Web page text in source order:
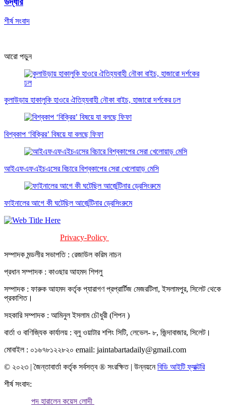
শীর্ষ সংবাদ
আরো পড়ুন
কুলাউড়ায় হাকালুকি হাওরে ঐতিহ্যবাহী নৌকা বাইচ, হাজারো দর্শকের ঢল
বিশ্বকাপ ‘বিক্রির’ বিষয়ে যা বলছে ফিফা
আইএফএফএইচএসের বিচারে বিশ্বকাপের সেরা খেলোয়াড় মেসি
ফাইনালের আগে কী ঘটেছিল আর্জেন্টিনার ড্রেসিংরুমে
Privacy-Policy
সম্পাদক মন্ডলীর সভাপতি : রেজাউল করিম নাচন
প্রধান সম্পাদক : কাওছার আহমদ শিপলু
সম্পাদক : ফারুক আহমদ কর্তৃক প্যারাগণ প্রপ্রার্টিজ মেজরটিলা, ইসলামপুর, সিলেট থেকে
প্রকাশিত।
সহকারি সম্পাদক : আমিনুল ইসলাম চৌধুরী (শিপন )
বার্তা ও বাণিজ্যিক কার্যালয় : ব্লু ওয়াটার শপিং সিটি, লেভেল- ৮, জিন্দাবাজার, সিলেট।
মোবাইল : ০১৬৭৮১২২৮২০ email: jaintabartadaily@gmail.com
© ২০২৩ | জৈন্তাবার্তা কর্তৃক সর্বসত্ব ® সংরক্ষিত | উন্নয়নেবিডি আইটি ফ্যাক্টরি
শীর্ষ সংবাদ:
পদ হারালেন কয়েস লোদী ​